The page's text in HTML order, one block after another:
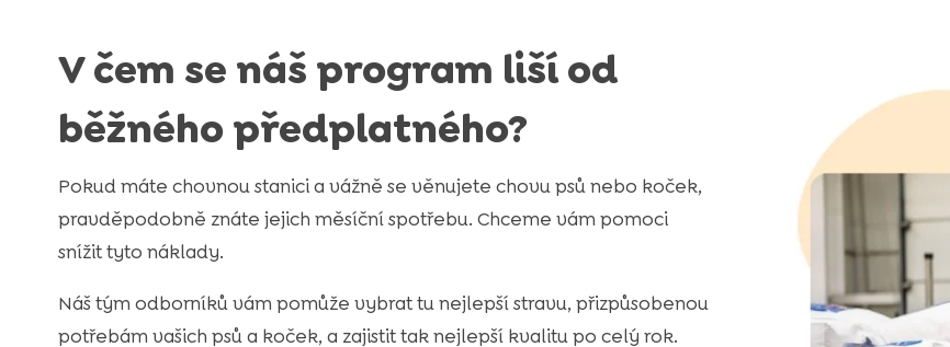
V čem se náš program liší od
běžného předplatného?
Pokud máte chovnou stanici a vážně se věnujete chovu psů nebo koček,
pravděpodobně znáte jejich měsíční spotřebu. Chceme vám pomoci
snížit tyto náklady.
Náš tým odborníků vám pomůže vybrat tu nejlepší stravu, přizpůsobenou
potřebám vašich psů a koček, a zajistit tak nejlepší kvalitu po celý rok.